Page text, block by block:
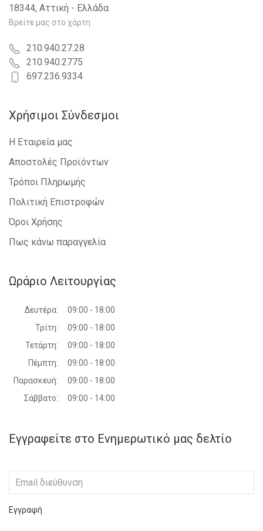
18344, Αττική - Ελλάδα
Βρείτε μας στο χάρτη
210.940.27.28
210.940.2775
697.236.9334
Χρήσιμοι Σύνδεσμοι
Η Εταιρεία μας
Αποστολές Προϊόντων
Τρόποι Πληρωμής
Πολιτική Επιστροφών
Όροι Χρήσης
Πως κάνω παραγγελία
Ωράριο Λειτουργίας
Δευτέρα:
09:00 - 18:00
Τρίτη:
09:00 - 18:00
Τετάρτη:
09:00 - 18:00
Πέμπτη:
09:00 - 18:00
Παρασκευή:
09:00 - 18:00
Σάββατο:
09:00 - 14:00
Εγγραφείτε στο Ενημερωτικό μας δελτίο
Εγγραφή